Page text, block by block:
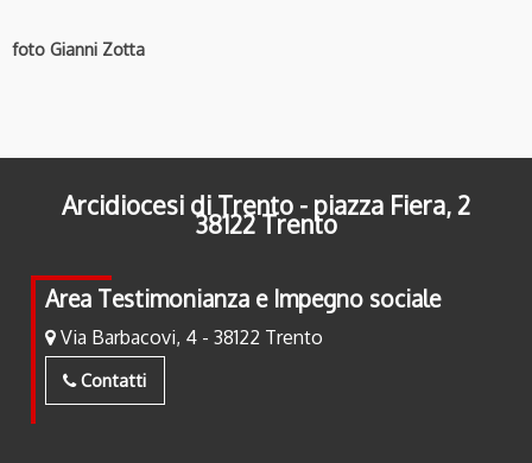
foto Gianni Zotta
Arcidiocesi di Trento - piazza Fiera, 2
38122 Trento
Area Testimonianza e Impegno sociale
Via Barbacovi, 4 - 38122 Trento
Contatti